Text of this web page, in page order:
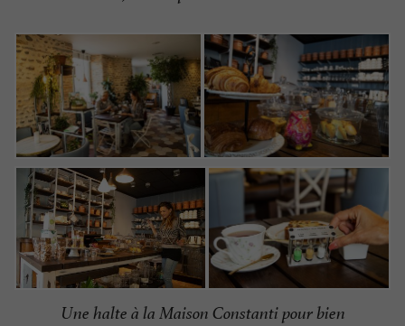
Une halte à la Maison Constanti pour bien